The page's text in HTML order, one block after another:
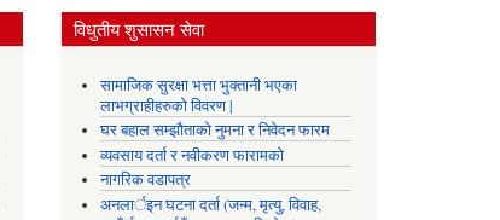
विधुतीय शुसासन सेवा
सामाजिक सुरक्षा भत्ता भुक्तानी भएका
लाभग्राहीहरुको विवरण |
घर बहाल सम्झौताको नुमना र निवेदन फारम
व्यवसाय दर्ता र नवीकरण फारामको
नागरिक वडापत्र
अनलार्इन घटना दर्ता (जन्म, मृत्यु, विवाह,